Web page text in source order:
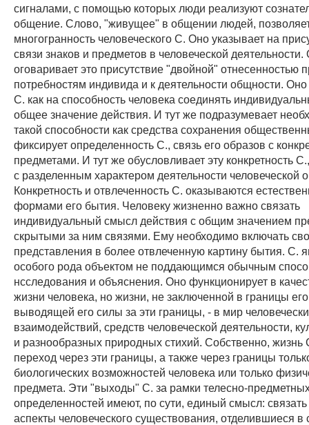
сигналами, с помощью которых люди реализуют
общение. Слово, "живущее" в общении людей,
многогранность человеческого С. Оно указывает на
связи знаков и предметов в человеческой
оговаривает это присутствие "двойной" отнесенностью
потребностям индивида и к деятельности общности. Оно
С. как на способность человека соединять
общее значение действия. И тут же подразумевает
такой способности как средства сохранения
фиксирует определенность С., связь его образов с
предметами. И тут же обусловливает эту конкретность
с разделенным характером деятельности человеческой
Конкретность и отвлеченность С. оказываются
формами его бытия. Человеку жизненно важно связать
индивидуальный смысл действия с общим значением
скрытыми за ним связями. Ему необходимо включать
представления в более отвлеченную картину бытия. С.
особого рода объектом не поддающимся обычным
нсследования и объяснения. Оно функционирует в
жизни человека, но жизни, не заключенной в границы его
выводящей его силы за эти границы, - в мир
взаимодействий, средств человеческой деятельности,
и разнообразных природных стихий. Собственно, жизнь
переход через эти границы, а также через границы
биологических возможностей человека или только
предмета. Эти "выходы" С. за рамки телесно-
определенностей имеют, по сути, единый смысл:
аспекты человеческого существования, отделившиеся